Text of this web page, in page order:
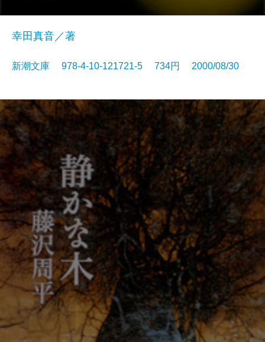
幸田真音／著
新潮文庫 978-4-10-121721-5 734円 2000/08/30